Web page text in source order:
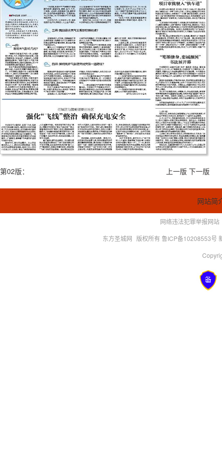
第02版： 上一版 下一版
网站简
网络违法犯罪举报网站
东方圣城网 版权所有 鲁ICP备10208553号